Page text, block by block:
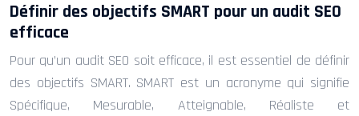
Définir des objectifs SMART pour un audit SEO
efficace
Pour qu’un audit SEO soit efficace, il est essentiel de définir
des objectifs SMART. SMART est un acronyme qui signifie
Spécifique, Mesurable, Atteignable, Réaliste et